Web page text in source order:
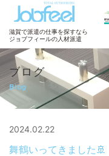
滋賀で派遣の仕事を探すなら
ジョブフィールの人材派遣
ブログ
Blog
2024.02.22
舞鶴いってきました🚢